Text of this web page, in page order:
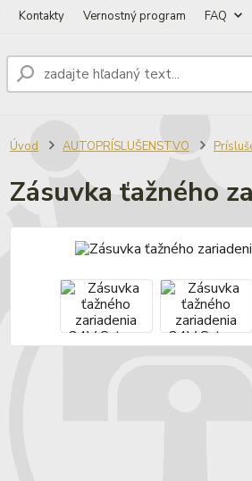
Kontakty Vernostný program FAQ
Úvod AUTOPRÍSLUŠENSTVO
Zásuvka ťažného